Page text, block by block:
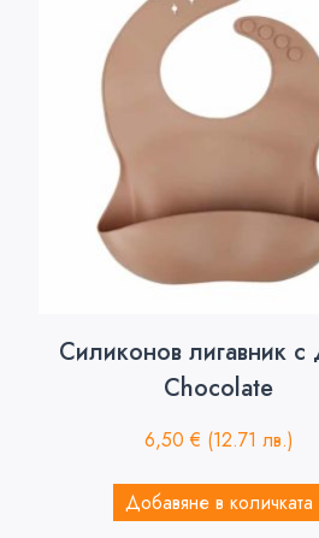
Силиконов лигавник
Chocolate
6,50€ (12.71 лв.)
Добавяне в количката